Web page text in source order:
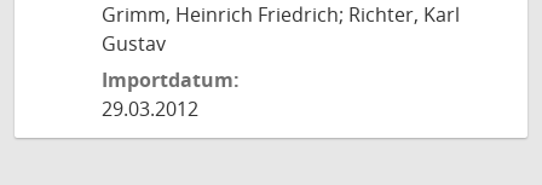
Grimm, Heinrich Friedrich; Richter, Karl
Gustav
Importdatum:
29.03.2012